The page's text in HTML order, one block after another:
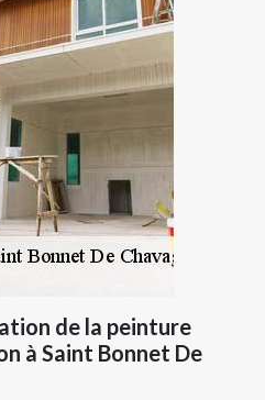
de la peinture
à Saint Bonnet De